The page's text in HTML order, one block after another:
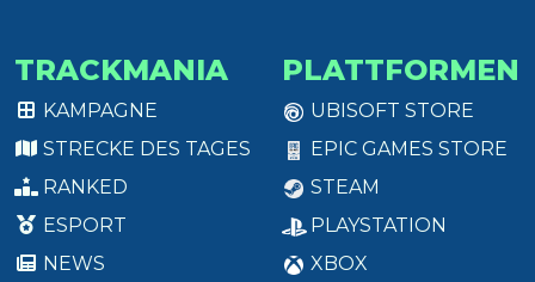
TRACKMANIA
KAMPAGNE
STRECKE DES TAGES
RANKED
ESPORT
NEWS
PLATTFORMEN
UBISOFT STORE
EPIC GAMES STORE
STEAM
PLAYSTATION
XBOX